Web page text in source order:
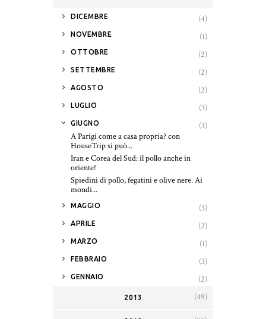
► DICEMBRE (4)
► NOVEMBRE (1)
► OTTOBRE (2)
► SETTEMBRE (2)
► AGOSTO (2)
► LUGLIO (3)
▼ GIUGNO
(3)
A Parigi come a casa propria? con
HouseTrip si può...
Iran e Corea del Sud: il pollo anche in
oriente!
Spiedini di pollo, fegatini e olive nere. Ai
mondi...
► MAGGIO (3)
► APRILE (2)
► MARZO (1)
► FEBBRAIO (3)
► GENNAIO (2)
2013 (49)